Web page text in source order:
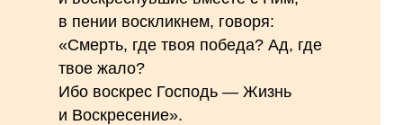
в пении воскликнем, говоря:
«Смерть, где твоя победа? Ад, где
твое жало?
Ибо воскрес Господь — Жизнь
и Воскресение».